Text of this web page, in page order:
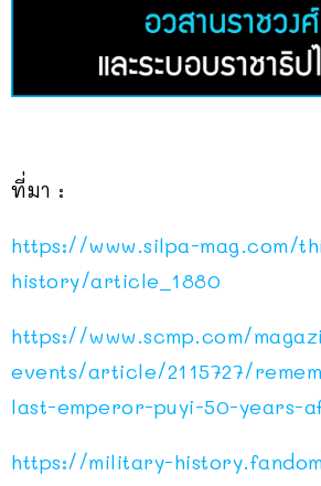
ที่มา :
https://www.silpa-mag.com/
history/article_1880
https://www.scmp.com/
events/article/2115727/
last-emperor-puyi-50-years-
https://military-